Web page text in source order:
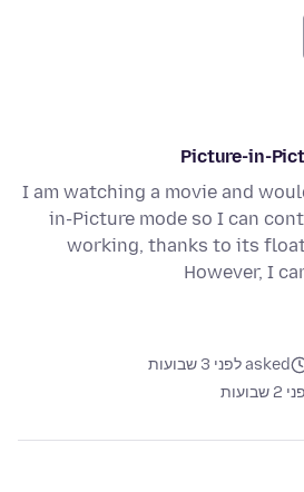
Picture-in-
I am watching a movie and
in-Picture mode so I can
working, thanks to its
However, I
asked לפני 3 שבועות
שבועות